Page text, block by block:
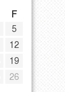
F
5
12
19
26